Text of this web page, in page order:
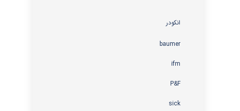
انکودر
baumer
ifm
P&F
sick